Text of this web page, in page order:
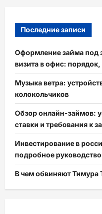
Последние записи
Оформление займа под
визита в офис:
Музыка ветра:
колокольчиков
Обзор онлайн-займов:
ставки и требования к
Инвестирование в
подробное руководство
В чем обвиняют Тимура